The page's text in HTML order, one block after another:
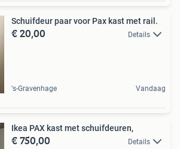
Schuifdeur paar voor Pax kast met rail.
€ 20,00 Details
's-Gravenhage Vandaag
Ikea PAX kast met schuifdeuren,
€ 750,00 Details